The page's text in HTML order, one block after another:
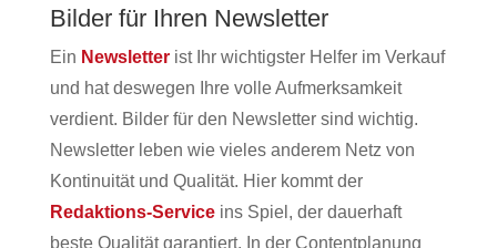
Bilder für Ihren Newsletter
Ein Newsletterist Ihr wichtigster Helfer im Verkauf
und hat deswegen Ihre volle Aufmerksamkeit
verdient. Bilder für den Newsletter sind wichtig.
Newsletter leben wie vieles anderem Netz von
Kontinuität und Qualität. Hier kommt der
Redaktions-Service ins Spiel, der dauerhaft
beste Qualität garantiert. In der Contentplanung